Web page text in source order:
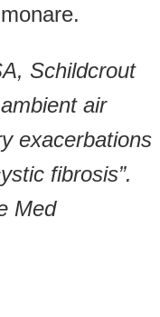
Schildcrout
air
exacerbations
fibrosis”.
Med